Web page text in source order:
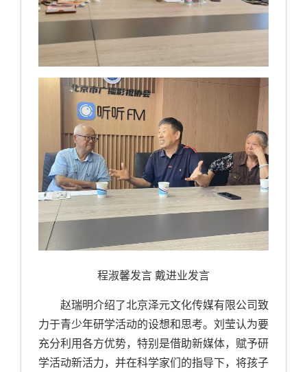
程淑馨发言 戴进业发言
赵瑞明介绍了北京泽元文化传媒有限公司致
力于青少年研学活动的设想和思考。刘莹认为要
充分利用各方优势，特别是借助新媒体，赋予研
学活动新活力，并在科学家们的指导下，将孩子